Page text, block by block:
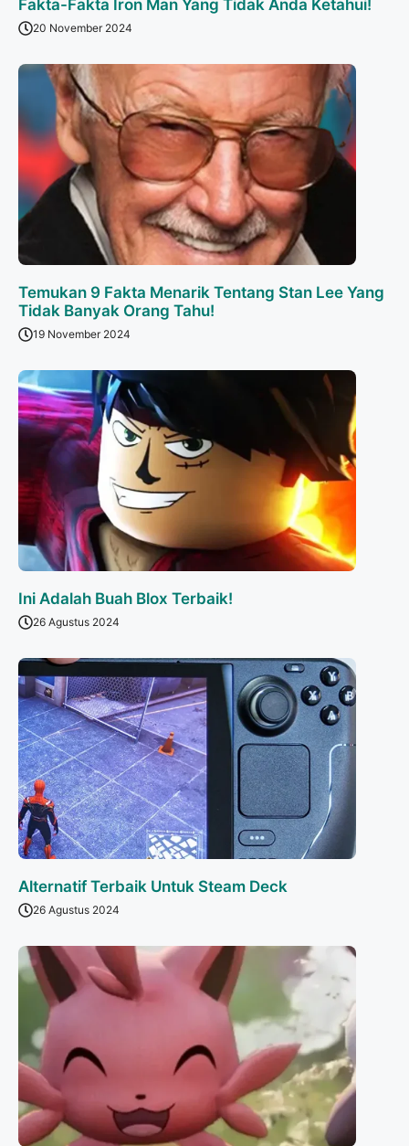
Fakta-Fakta Iron Man Yang Tidak Anda Ketahui!
20 November 2024
Temukan 9 Fakta Menarik Tentang Stan Lee Yang
Tidak Banyak Orang Tahu!
19 November 2024
Ini Adalah Buah Blox Terbaik!
26 Agustus 2024
Alternatif Terbaik Untuk Steam Deck
26 Agustus 2024